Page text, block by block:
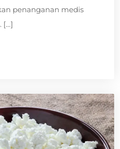
penanganan medis
[…]